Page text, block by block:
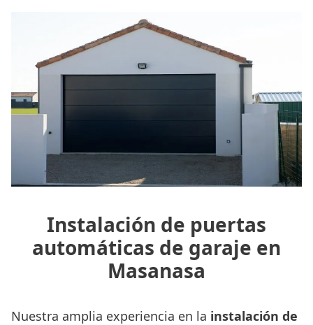
Instalación de puertas
automáticas de garaje en
Masanasa
Nuestra amplia experiencia en la instalación de